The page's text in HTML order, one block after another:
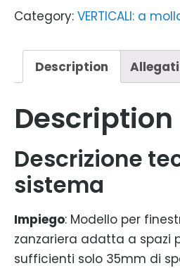
Category: VERTICALI: a
Description Allegati
Description
Descrizione
sistema
Impiego: Modello per
zanzariera adatta a spazi
sufficienti solo 35mm di